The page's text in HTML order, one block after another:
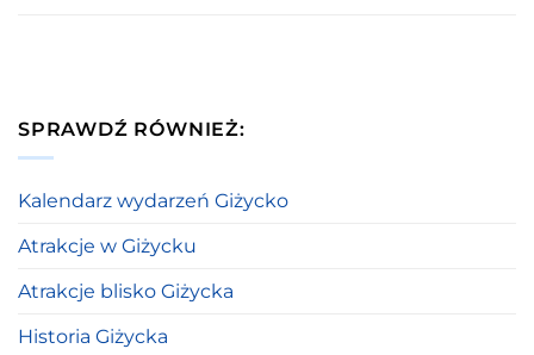
SPRAWDŹ RÓWNIEŻ:
Kalendarz wydarzeń Giżycko
Atrakcje w Giżycku
Atrakcje blisko Giżycka
Historia Giżycka